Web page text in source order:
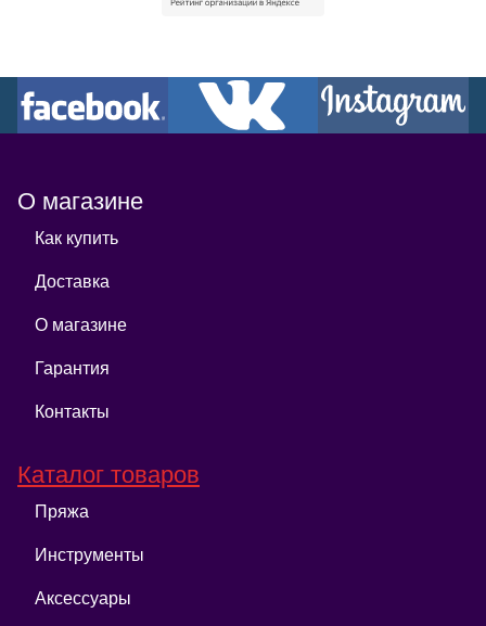
О магазине
Как купить
Доставка
О магазине
Гарантия
Контакты
Каталог товаров
Пряжа
Инструменты
Аксессуары